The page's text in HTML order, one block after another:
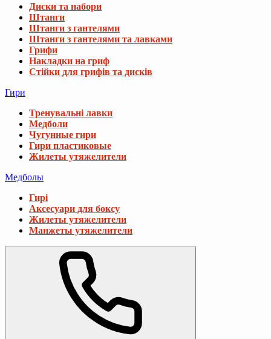
Диски та набори
Штанги
Штанги з гантелями
Штанги з гантелями та лавками
Грифи
Накладки на гриф
Стійки для грифів та дисків
Гири
Тренувальні лавки
Медболи
Чугунные гири
Гири пластиковые
Жилеты утяжелители
Медболы
Гирі
Аксесуари для боксу
Жилеты утяжелители
Манжеты утяжелители